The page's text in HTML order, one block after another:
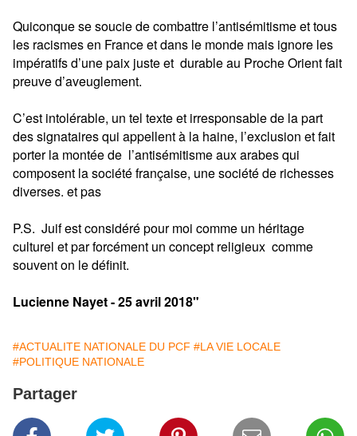
Quiconque se soucie de combattre l’antisémitisme et tous
les racismes en France et dans le monde mais ignore les
impératifs d’une paix juste et durable au Proche Orient fait
preuve d’aveuglement.
C’est intolérable, un tel texte et irresponsable de la part
des signataires qui appellent à la haine, l’exclusion et fait
porter la montée de l’antisémitisme aux arabes qui
composent la société française, une société de richesses
diverses. et pas
P.S. Juif est considéré pour moi comme un héritage
culturel et par forcément un concept religieux comme
souvent on le définit.
Lucienne Nayet - 25 avril 2018"
#ACTUALITE NATIONALE DU PCF #LA VIE LOCALE
#POLITIQUE NATIONALE
Partager